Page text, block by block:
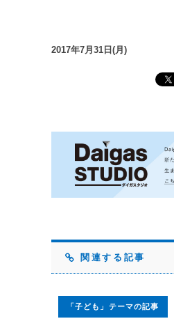
2017年7月31日(月)
関連する記事
「子ども」テーマの記事